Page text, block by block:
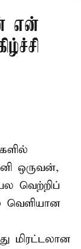
என்
ஒருவன்,
வெற்றிப்
வெளியான
மிரட்டலான